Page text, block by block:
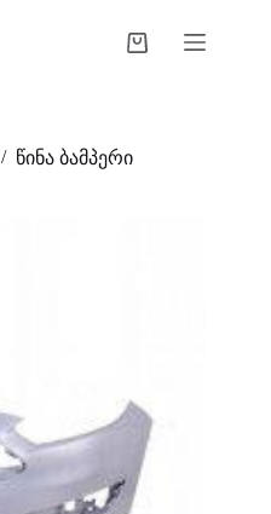
/ წინა ბამპერი